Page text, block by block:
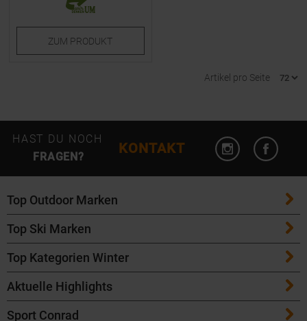
ZUM PRODUKT
Artikel pro Seite
HAST DU NOCH
FRAGEN?
KONTAKT
Instagram
Top Outdoor Marken
Patagonia
Maloja
Salomon
Top Ski Marken
ATK Bindungen
K2 Ski
Völkl Ski
Top Kategorien Winter
Ski
Skitouren Ski
Aktuelle Highlights
Maloja Fahrradbekleidung
Sport Conrad